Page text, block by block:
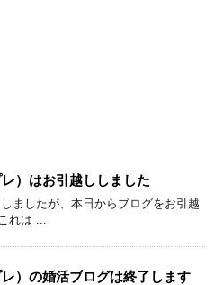
）はお引越ししました
ましたが、本日からブログをお引越
れは ...
）の婚活ブログは終了します